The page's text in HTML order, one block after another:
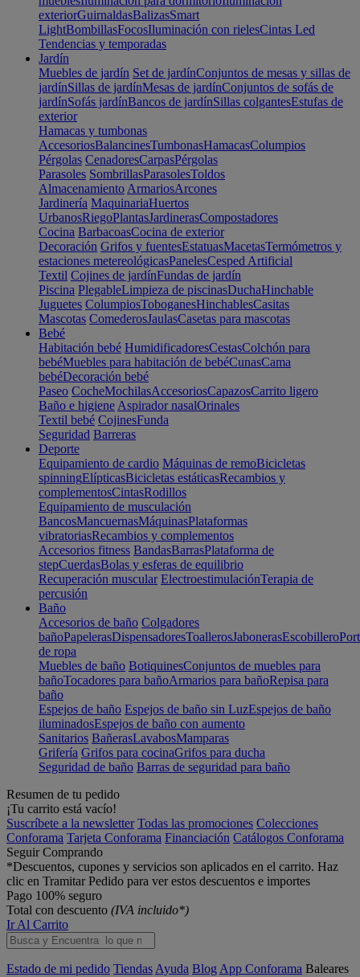
exteriorGuirnaldasBalizasSmart
LightBombillasFocosIluminación con rielesCintas Led
Tendencias y temporadas
Jardín
Muebles de jardín Set de jardínConjuntos de mesas y sillas de
jardínSillas de jardínMesas de jardínConjuntos de sofás de
jardínSofás jardínBancos de jardínSillas colgantesEstufas de
exterior
Hamacas y tumbonas
AccesoriosBalancinesTumbonasHamacasColumpios
Pérgolas CenadoresCarpasPérgolas
Parasoles SombrillasParasolesToldos
Almacenamiento ArmariosArcones
Jardinería MaquinariaHuertos
UrbanosRiegoPlantasJardinerasCompostadores
Cocina BarbacoasCocina de exterior
Decoración Grifos y fuentesEstatuasMacetasTermómetros y
estaciones metereológicasPanelesCesped Artificial
Textil Cojines de jardínFundas de jardín
Piscina PlegableLimpieza de piscinasDuchaHinchable
Juguetes ColumpiosToboganesHinchablesCasitas
Mascotas ComederosJaulasCasetas para mascotas
Bebé
Habitación bebé HumidificadoresCestasColchón para
bebéMuebles para habitación de bebéCunasCama
bebéDecoración bebé
Paseo CocheMochilasAccesoriosCapazosCarrito ligero
Baño e higiene Aspirador nasalOrinales
Textil bebé CojinesFunda
Seguridad Barreras
Deporte
Equipamiento de cardio Máquinas de remoBicicletas
spinningElípticasBicicletas estáticasRecambios y
complementosCintasRodillos
Equipamiento de musculación
BancosMancuernasMáquinasPlataformas
vibratoriasRecambios y complementos
Accesorios fitness BandasBarrasPlataforma de
stepCuerdasBolas y esferas de equilibrio
Recuperación muscular ElectroestimulaciónTerapia de
percusión
Baño
Accesorios de baño Colgadores
bañoPapelerasDispensadoresToallerosJabonerasEscobillero
de ropa
Muebles de baño BotiquinesConjuntos de muebles para
bañoTocadores para bañoArmarios para bañoRepisa para
baño
Espejos de baño Espejos de baño sin LuzEspejos de baño
iluminadosEspejos de baño con aumento
Sanitarios BañerasLavabosMamparas
Grifería Grifos para cocinaGrifos para ducha
Seguridad de baño Barras de seguridad para baño
Resumen de tu pedido
¡Tu carrito está vacío!
Suscríbete a la newsletter Todas las promociones Colecciones
Conforama Tarjeta Conforama Financiación Catálogos Conforama
Seguir Comprando
*Descuentos, cupones y servicios son aplicados en el carrito. Haz
clic en Tramitar Pedido para ver estos descuentos e importes
Pago 100% seguro
Total con descuento (IVA incluido*)
Ir Al Carrito
Estado de mi pedido Tiendas Ayuda Blog App Conforama Baleares